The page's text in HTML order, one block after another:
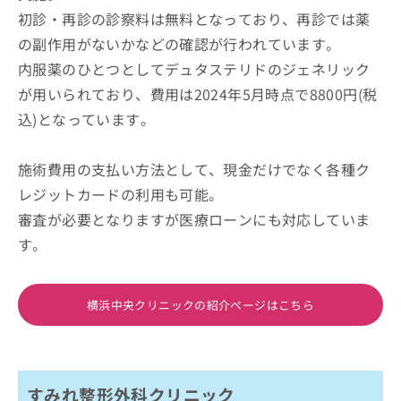
初診・再診の診察料は無料となっており、再診では薬
の副作用がないかなどの確認が行われています。
内服薬のひとつとしてデュタステリドのジェネリック
が用いられており、費用は2024年5月時点で8800円(税
込)となっています。
施術費用の支払い方法として、現金だけでなく各種ク
レジットカードの利用も可能。
審査が必要となりますが医療ローンにも対応していま
す。
横浜中央クリニックの紹介ページはこちら
すみれ整形外科クリニック